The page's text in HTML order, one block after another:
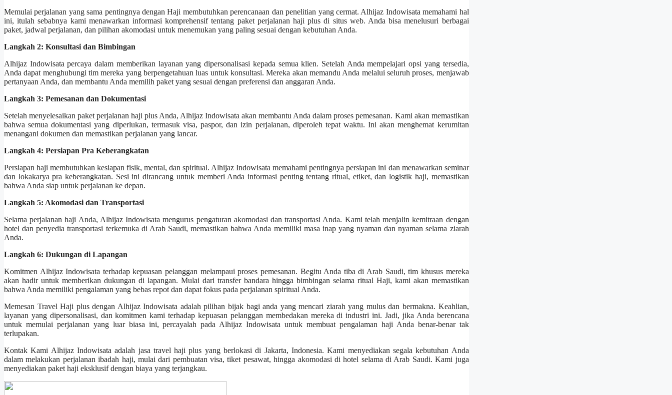
Memulai perjalanan yang sama pentingnya dengan Haji membutuhkan perencanaan dan penelitian yang cermat. Alhijaz Indowisata memahami hal
ini, itulah sebabnya kami menawarkan informasi komprehensif tentang paket perjalanan haji plus di situs web. Anda bisa menelusuri berbagai
paket, jadwal perjalanan, dan pilihan akomodasi untuk menemukan yang paling sesuai dengan kebutuhan Anda.
Langkah 2: Konsultasi dan Bimbingan
Alhijaz Indowisata percaya dalam memberikan layanan yang dipersonalisasi kepada semua klien. Setelah Anda mempelajari opsi yang tersedia,
Anda dapat menghubungi tim mereka yang berpengetahuan luas untuk konsultasi. Mereka akan memandu Anda melalui seluruh proses, menjawab
pertanyaan Anda, dan membantu Anda memilih paket yang sesuai dengan preferensi dan anggaran Anda.
Langkah 3: Pemesanan dan Dokumentasi
Setelah menyelesaikan paket perjalanan haji plus Anda, Alhijaz Indowisata akan membantu Anda dalam proses pemesanan. Kami akan memastikan
bahwa semua dokumentasi yang diperlukan, termasuk visa, paspor, dan izin perjalanan, diperoleh tepat waktu. Ini akan menghemat kerumitan
menangani dokumen dan memastikan perjalanan yang lancar.
Langkah 4: Persiapan Pra Keberangkatan
Persiapan haji membutuhkan kesiapan fisik, mental, dan spiritual. Alhijaz Indowisata memahami pentingnya persiapan ini dan menawarkan seminar
dan lokakarya pra keberangkatan. Sesi ini dirancang untuk memberi Anda informasi penting tentang ritual, etiket, dan logistik haji, memastikan
bahwa Anda siap untuk perjalanan ke depan.
Langkah 5: Akomodasi dan Transportasi
Selama perjalanan haji Anda, Alhijaz Indowisata mengurus pengaturan akomodasi dan transportasi Anda. Kami telah menjalin kemitraan dengan
hotel dan penyedia transportasi terkemuka di Arab Saudi, memastikan bahwa Anda memiliki masa inap yang nyaman dan nyaman selama ziarah
Anda.
Langkah 6: Dukungan di Lapangan
Komitmen Alhijaz Indowisata terhadap kepuasan pelanggan melampaui proses pemesanan. Begitu Anda tiba di Arab Saudi, tim khusus mereka
akan hadir untuk memberikan dukungan di lapangan. Mulai dari transfer bandara hingga bimbingan selama ritual Haji, kami akan memastikan
bahwa Anda memiliki pengalaman yang bebas repot dan dapat fokus pada perjalanan spiritual Anda.
Memesan Travel Haji plus dengan Alhijaz Indowisata adalah pilihan bijak bagi anda yang mencari ziarah yang mulus dan bermakna. Keahlian,
layanan yang dipersonalisasi, dan komitmen kami terhadap kepuasan pelanggan membedakan mereka di industri ini. Jadi, jika Anda berencana
untuk memulai perjalanan yang luar biasa ini, percayalah pada Alhijaz Indowisata untuk membuat pengalaman haji Anda benar-benar tak
terlupakan.
Kontak Kami Alhijaz Indowisata adalah jasa travel haji plus yang berlokasi di Jakarta, Indonesia. Kami menyediakan segala kebutuhan Anda
dalam melakukan perjalanan ibadah haji, mulai dari pembuatan visa, tiket pesawat, hingga akomodasi di hotel selama di Arab Saudi. Kami juga
menyediakan paket haji eksklusif dengan biaya yang terjangkau.